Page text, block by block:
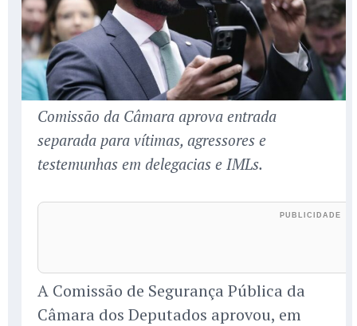
Comissão da Câmara aprova entrada
separada para vítimas, agressores e
testemunhas em delegacias e IMLs.
A Comissão de Segurança Pública da
Câmara dos Deputados aprovou, em